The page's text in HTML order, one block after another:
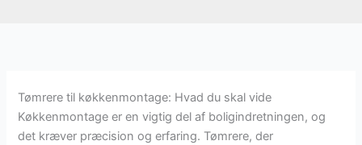
Tømrere til køkkenmontage: Hvad du skal vide
Køkkenmontage er en vigtig del af boligindretningen, og
det kræver præcision og erfaring. Tømrere, der